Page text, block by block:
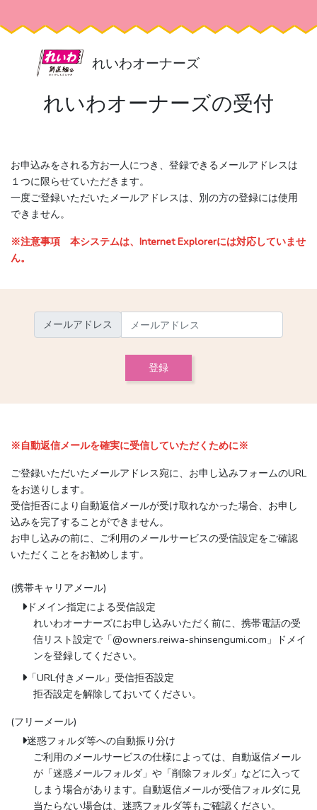
れいわオーナーズ
れいわオーナーズの受付
お申込みをされる方お一人につき、登録できるメールアドレスは
１つに限らせていただきます。
一度ご登録いただいたメールアドレスは、別の方の登録には使用
できません。
※注意事項 本システムは、Internet Explorerには対応していませ
ん。
メールアドレス
登録
※自動返信メールを確実に受信していただくために※
ご登録いただいたメールアドレス宛に、お申し込みフォームのURL
をお送りします。
受信拒否により自動返信メールが受け取れなかった場合、お申し
込みを完了することができません。
お申し込みの前に、ご利用のメールサービスの受信設定をご確認
いただくことをお勧めします。
(携帯キャリアメール)
ドメイン指定による受信設定
れいわオーナーズにお申し込みいただく前に、携帯電話の受
信リスト設定で「@owners.reiwa-shinsengumi.com」ドメイ
ンを登録してください。
「URL付きメール」受信拒否設定
拒否設定を解除しておいてください。
(フリーメール)
迷惑フォルダ等への自動振り分け
ご利用のメールサービスの仕様によっては、自動返信メール
が「迷惑メールフォルダ」や「削除フォルダ」などに入って
しまう場合があります。自動返信メールが受信フォルダに見
当たらない場合は、迷惑フォルダ等もご確認ください。